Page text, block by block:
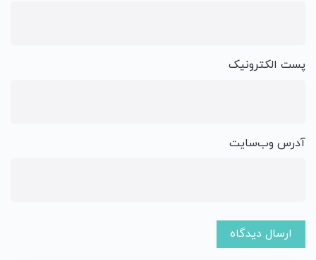
پست الکترونیک
آدرس وب‌سایت
ارسال دیدگاه